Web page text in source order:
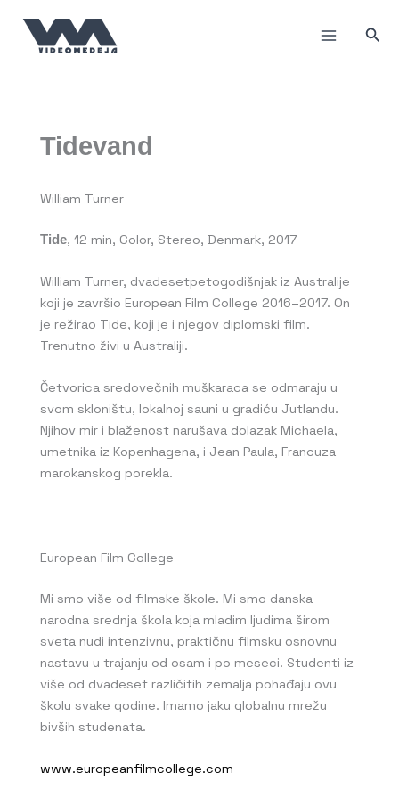
садржај
Tidevand
William Turner
Tide, 12 min, Color, Stereo, Denmark, 2017
William Turner, dvadesetpetogodišnjak iz Australije
koji je završio European Film College 2016–2017. On
je režirao Tide, koji je i njegov diplomski film.
Trenutno živi u Australiji.
Četvorica sredovečnih muškaraca se odmaraju u
svom skloništu, lokalnoj sauni u gradiću Jutlandu.
Njihov mir i blaženost narušava dolazak Michaela,
umetnika iz Kopenhagena, i Jean Paula, Francuza
marokanskog porekla.
European Film College
Mi smo više od filmske škole. Mi smo danska
narodna srednja škola koja mladim ljudima širom
sveta nudi intenzivnu, praktičnu filmsku osnovnu
nastavu u trajanju od osam i po meseci. Studenti iz
više od dvadeset različitih zemalja pohađaju ovu
školu svake godine. Imamo jaku globalnu mrežu
bivših studenata.
www.europeanfilmcollege.com